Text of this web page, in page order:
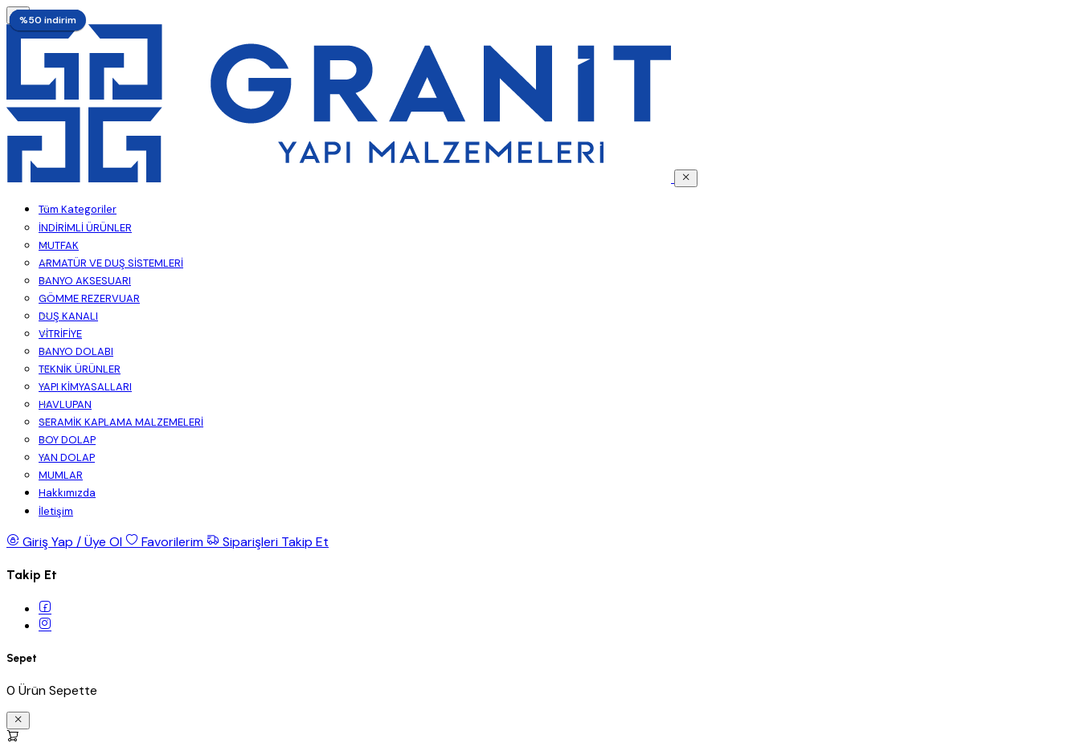
Tüm Kategoriler
İNDİRİMLİ ÜRÜNLER
MUTFAK
ARMATÜR VE DUŞ SİSTEMLERİ
BANYO AKSESUARI
GÖMME REZERVUAR
DUŞ KANALI
VİTRİFİYE
BANYO DOLABI
TEKNİK ÜRÜNLER
YAPI KİMYASALLARI
HAVLUPAN
SERAMİK KAPLAMA MALZEMELERİ
BOY DOLAP
YAN DOLAP
MUMLAR
Hakkımızda
İletişim
Giriş Yap / Üye Ol Favorilerim Siparişleri Takip Et
Takip Et
Sepet
0 Ürün Sepette
%52 indirim
%55 indirim
%55 indirim
%55 indirim
%55 indirim
%55 indirim
%55 indirim
%50 indirim